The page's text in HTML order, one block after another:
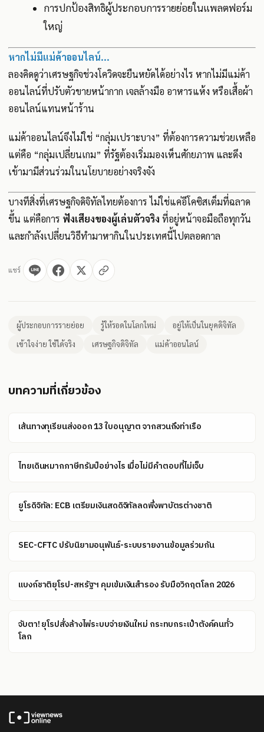
การปกป้องสิทธิผู้ประกอบการรายย่อยในแพลตฟอร์ม
ใหญ่
หากไม่มีแม่ค้าออนไลน์...
ลองคิดดูว่าเศรษฐกิจช่วงโควิดจะยืนหยัดได้อย่างไร หากไม่มีแม่ค้า
ออนไลน์ที่ปรับตัวขายหน้ากาก เจลล้างมือ อาหารแห้ง หรือเสื้อผ้า
ออนไลน์แทนหน้าร้าน
แม่ค้าออนไลน์จึงไม่ใช่ “กลุ่มเปราะบาง” ที่ต้องการความช่วยเหลือ
แต่คือ “กลุ่มเปลี่ยนเกม” ที่รัฐต้องเริ่มมองเห็นศักยภาพ และดึง
เข้ามามีส่วนร่วมในนโยบายอย่างจริงจัง
บางทีสิ่งที่เศรษฐกิจดิจิทัลไทยต้องการ ไม่ใช่แค่อีโคซิสเต็มที่ฉลาด
ขึ้น แต่คือการ ฟังเสียงของผู้เล่นตัวจริง ที่อยู่หน้าจอมือถือทุกวัน
และกำลังเปลี่ยนวิธีทำมาหากินในประเทศนี้ไปตลอดกาล
แชร์
ผู้ประกอบการรายย่อย รู้ให้รอดในโลกใหม่
อยู่ให้เป็นในยุคดิจิทัล
เข้าใจง่าย ใช้ได้จริง
เศรษฐกิจดิจิทัล แม่ค้าออนไลน์
บทความที่เกี่ยวข้อง
เส้นทางทุเรียนส่งออก 13 ใบอนุญาต จากสวนถึงท่าเรือ
ไทยเดินหมากภาษีทรัมป์อย่างไร เมื่อไม่มีคำตอบที่ไม่เจ็บ
ยูโรดิจิทัล: ECB เตรียมเงินสดดิจิทัลลดพึ่งพาบัตรต่างชาติ
SEC-CFTC ปรับนิยามอนุพันธ์-ระบบรายงานข้อมูลร่วมกัน
แบงก์ชาติยุโรป-สหรัฐฯ คุมเข้มเงินสำรอง รับมือวิกฤตโลก 2026
จับตา! ยุโรปสั่งล้างไพ่ระบบจ่ายเงินใหม่ กระทบกระเป๋าตังค์คนทั่ว
โลก